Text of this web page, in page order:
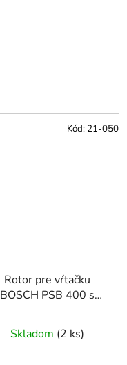
Rotor pre vŕtačku
BOSCH PSB 400 s
Skladom (2 ks)
Kód: 21-050